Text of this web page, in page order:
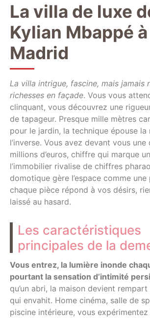
La villa de luxe
Kylian Mbappé à
Madrid
La villa intrigue, fascine, mais jamais
richesses en façade. Vous vous
clinquant, vous découvrez une
de tapageur. Presque mille mètres
pour le jardin, la technique épouse la
l’inverse. Vous avez devant vous une
millions d’euros, chiffre qui marque
l’immobilier rivalise de chiffres
domotique gère l’espace comme
chaque pièce répond à vos désirs,
laissé au hasard.
Les caractéristiques
principales de la
Vous entrez, la lumière inonde
pourtant la sensation d’intimité
qu’un abri, la maison devient
qui envahit. Home cinéma, salle de
piscine intérieure, vous expérimentez